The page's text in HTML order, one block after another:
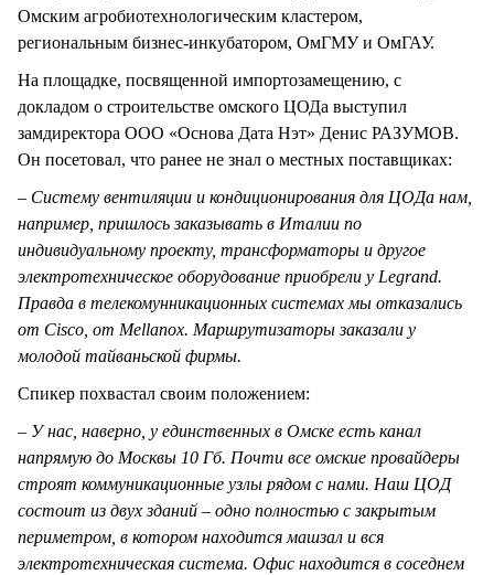
Омским агробиотехнологическим кластером,
региональным бизнес-инкубатором, ОмГМУ и ОмГАУ.
На площадке, посвященной импортозамещению, с
докладом о строительстве омского ЦОДа выступил
замдиректора ООО «Основа Дата Нэт» Денис РАЗУМОВ.
Он посетовал, что ранее не знал о местных поставщиках:
– Систему вентиляции и кондиционирования для ЦОДа нам,
например, пришлось заказывать в Италии по
индивидуальному проекту, трансформаторы и другое
электротехническое оборудование приобрели у Legrand.
Правда в телекомунникационных системах мы отказались
от Cisco, от Mellanox. Маршрутизаторы заказали у
молодой тайваньской фирмы.
Спикер похвастал своим положением:
– У нас, наверно, у единственных в Омске есть канал
напрямую до Москвы 10 Гб. Почти все омские провайдеры
строят коммуникационные узлы рядом с нами. Наш ЦОД
состоит из двух зданий – одно полностью с закрытым
периметром, в котором находится машзал и вся
электротехническая система. Офис находится в соседнем